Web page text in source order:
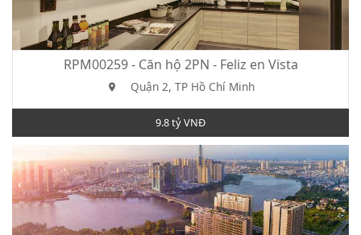
RPM00259 - Căn hộ 2PN - Feliz en Vista
Quận 2, TP Hồ Chí Minh
9.8 tỷ VNĐ